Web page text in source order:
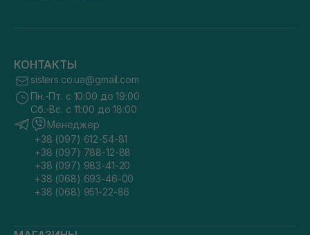
КОНТАКТЫ
sisters.co.ua@gmail.com
Пн.-Пт. с 10:00 до 19:00
Сб.-Вс. с 11:00 до 18:00
Менеджер
+38 (097) 612-54-81
+38 (097) 788-12-88
+38 (097) 983-41-20
+38 (068) 693-46-00
+38 (068) 951-22-86